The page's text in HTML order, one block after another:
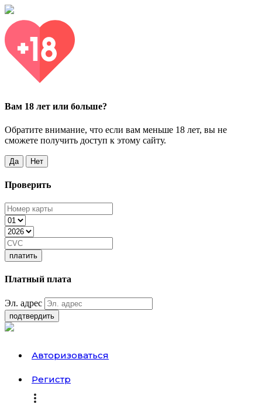
Вам 18 лет или больше?
Обратите внимание, что если вам меньше 18 лет, вы не
сможете получить доступ к этому сайту.
Да Нет
Проверить
платить
Платный плата
Эл. адрес
подтвердить
Авторизоваться
Регистр